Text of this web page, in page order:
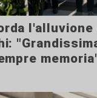
l'alluvione